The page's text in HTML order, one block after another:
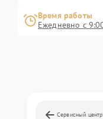
Время работы
Ежедневно с
Сервисный